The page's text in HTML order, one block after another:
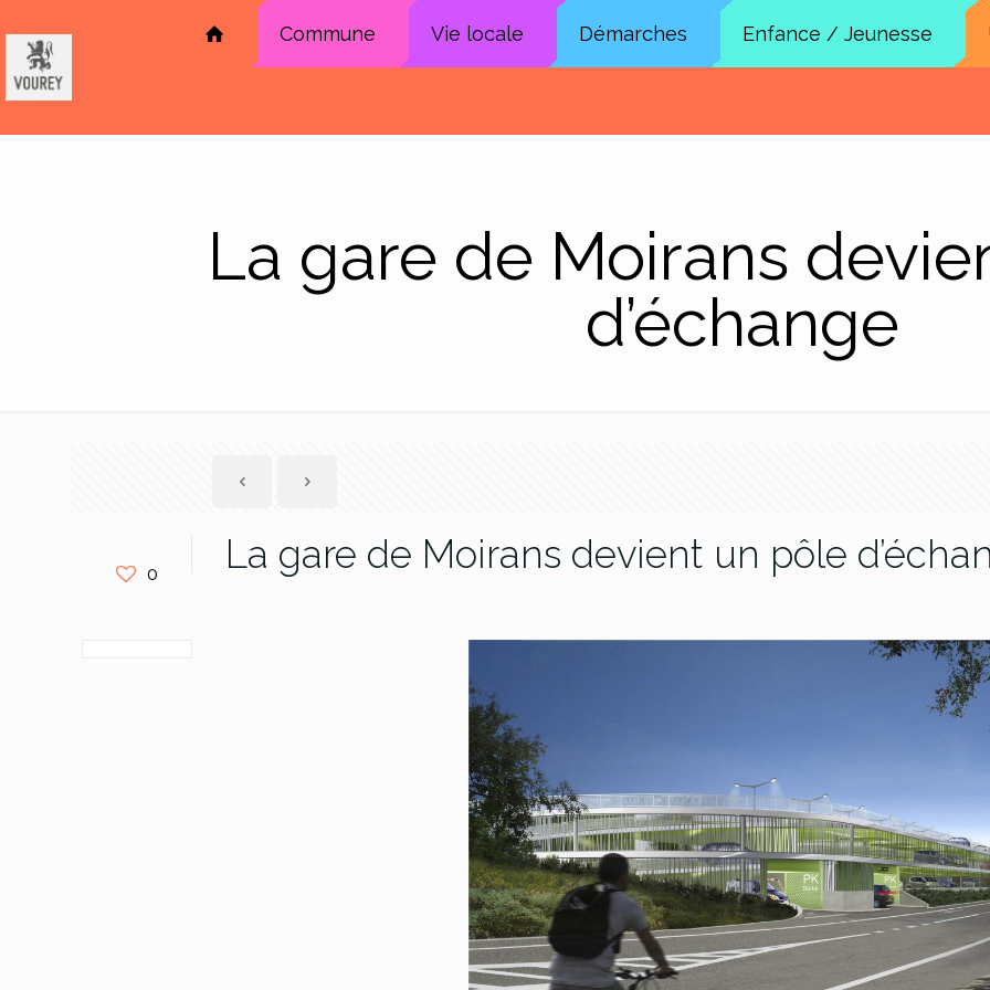
Commune Vie locale Démarches Enfance / Jeunesse
La gare de Moirans
d’échange
0 La gare de Moirans devient un pôle